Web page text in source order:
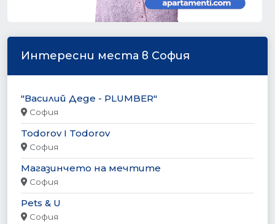
Интересни места в София
"Василий Деде - PLUMBER"
София
Todorov I Todorov
София
Магазинчето на мечтите
София
Pets & U
София